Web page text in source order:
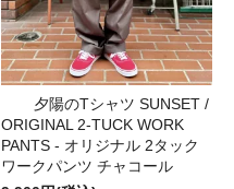
夕陽のTシャツ SUNSET /
ORIGINAL 2-TUCK WORK
PANTS - オリジナル 2タック
ワークパンツ チャコール